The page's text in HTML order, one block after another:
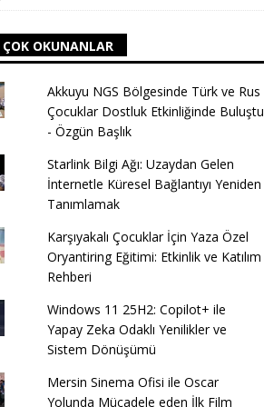
OKUNANLAR
Akkuyu NGS Bölgesinde Türk ve Rus
Çocuklar Dostluk Etkinliğinde Buluştu
- Özgün Başlık
Starlink Bilgi Ağı: Uzaydan Gelen
İnternetle Küresel Bağlantıyı Yeniden
Tanımlamak
Karşıyakalı Çocuklar İçin Yaza Özel
Oryantiring Eğitimi: Etkinlik ve Katılım
Rehberi
Windows 11 25H2: Copilot+ ile
Yapay Zeka Odaklı Yenilikler ve
Sistem Dönüşümü
Mersin Sinema Ofisi ile Oscar
Yolunda Mücadele eden İlk Film